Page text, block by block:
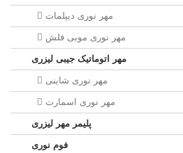
مهر نوری دیپلمات
مهر نوری موبی فلش
مهر اتوماتیک جیبی لیزری
مهر نوری شاینی
مهر نوری اسمارت
پلیمر مهر لیزری
فوم نوری